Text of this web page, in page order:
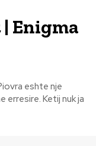
Enigma
erresire. Ketij nuk ja